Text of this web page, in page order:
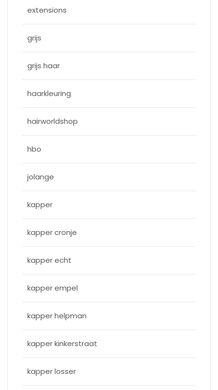
extensions
grijs
grijs haar
haarkleuring
hairworldshop
hbo
jolange
kapper
kapper cronje
kapper echt
kapper empel
kapper helpman
kapper kinkerstraat
kapper losser